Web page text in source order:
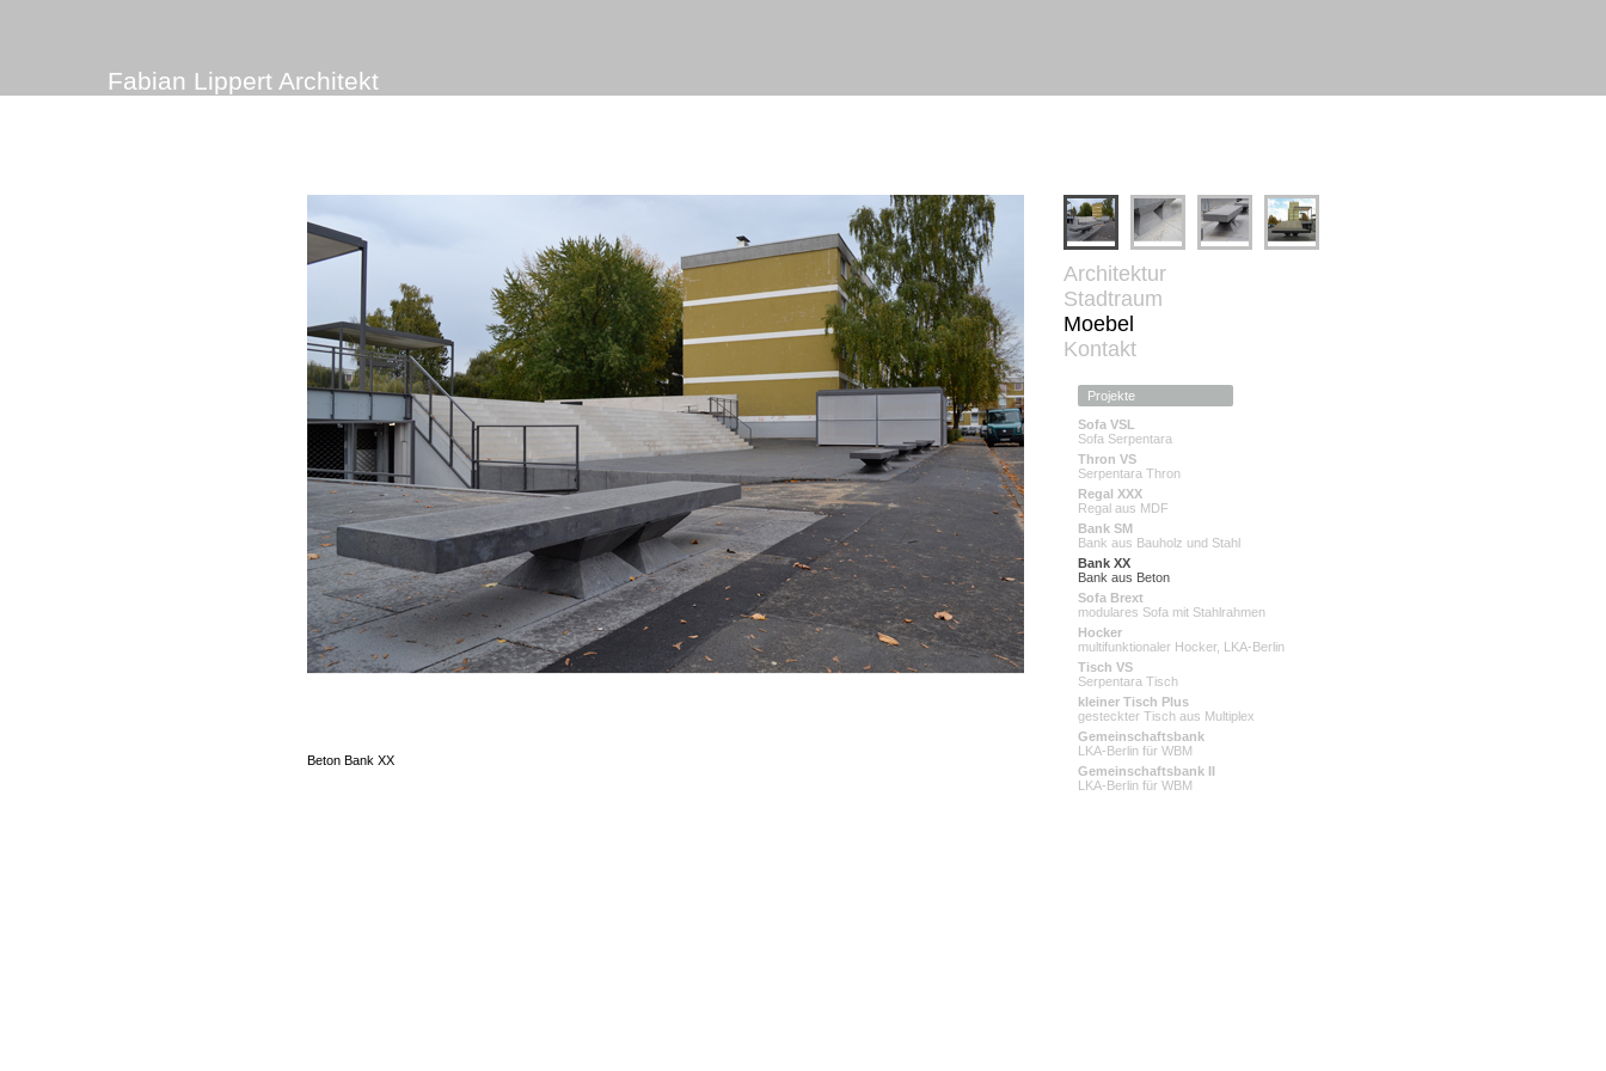
Fabian Lippert Architekt
Beton Bank XX
Architektur
Stadtraum
Moebel
Kontakt
Sofa VSL
Sofa Serpentara
Thron VS
Serpentara Thron
Regal XXX
Regal aus MDF
Bank SM
Bank aus Bauholz und Stahl
Bank XX
Bank aus Beton
Sofa Brext
modulares Sofa mit Stahlrahmen
Hocker
multifunktionaler Hocker, LKA-Berlin
Tisch VS
Serpentara Tisch
kleiner Tisch Plus
gesteckter Tisch aus Multiplex
Gemeinschaftsbank
LKA-Berlin für WBM
Gemeinschaftsbank II
LKA-Berlin für WBM